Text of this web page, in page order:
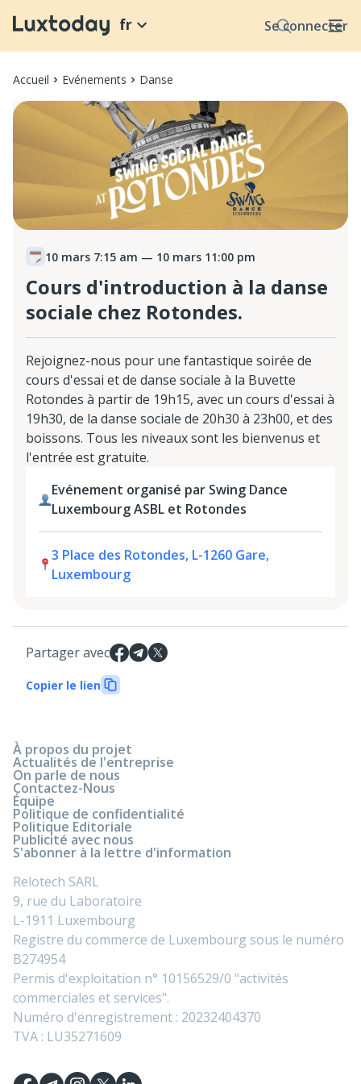
Se connecter
fr
Accueil Evénements Danse
10 mars 7:15 am — 10 mars 11:00 pm
Cours d'introduction à la danse
sociale chez Rotondes.
Rejoignez-nous pour une fantastique soirée de
cours d'essai et de danse sociale à la Buvette
Rotondes à partir de 19h15, avec un cours d'essai à
19h30, de la danse sociale de 20h30 à 23h00, et des
boissons. Tous les niveaux sont les bienvenus et
l'entrée est gratuite.
Evénement organisé par Swing Dance
Luxembourg ASBL et Rotondes
3 Place des Rotondes, L-1260 Gare,
Luxembourg
Partager avec
Copier le lien
À propos du projet
Actualités de l'entreprise
On parle de nous
Contactez-Nous
Équipe
Politique de confidentialité
Politique Editoriale
Publicité avec nous
S'abonner à la lettre d'information
Relotech SARL
9, rue du Laboratoire
L-1911 Luxembourg
Registre du commerce de Luxembourg sous le numéro
B274954
Permis d'exploitation n° 10156529/0 "activités
commerciales et services".
Numéro d'enregistrement : 20232404370
TVA : LU35271609